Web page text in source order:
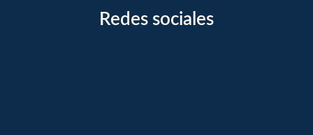
Redes sociales